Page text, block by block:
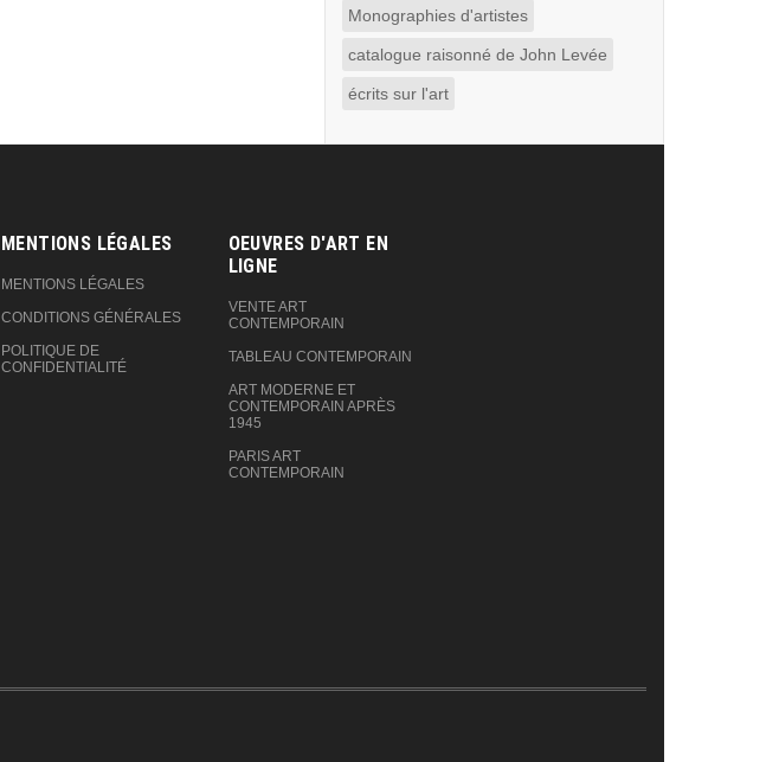
Monographies d'artistes
catalogue raisonné de John Levée
écrits sur l'art
MENTIONS LÉGALES
MENTIONS LÉGALES
CONDITIONS GÉNÉRALES
POLITIQUE DE
CONFIDENTIALITÉ
OEUVRES D'ART EN
LIGNE‎
VENTE ART
CONTEMPORAIN
TABLEAU CONTEMPORAIN
ART MODERNE ET
CONTEMPORAIN APRÈS
1945
PARIS ART
CONTEMPORAIN